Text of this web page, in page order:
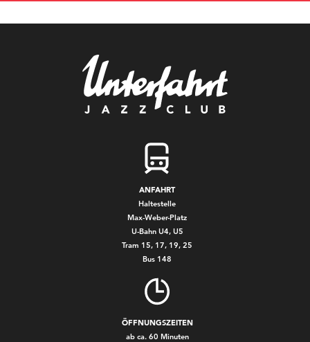
ANFAHRT
Haltestelle
Max-Weber-Platz
U-Bahn U4, U5
Tram 15, 17, 19, 25
Bus 148
ÖFFNUNGSZEITEN
ab ca. 60 Minuten